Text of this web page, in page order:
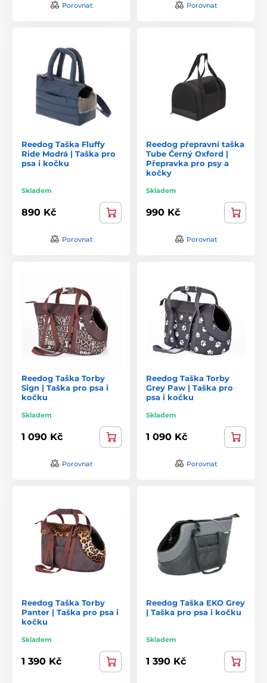
Porovnat Porovnat
Reedog Taška Fluffy
Ride Modrá | Taška pro
psa i kočku
Skladem
890 Kč
Porovnat
Reedog přepravní taška
Tube Černý Oxford |
Přepravka pro psy a
kočky
Skladem
990 Kč
Porovnat
Reedog Taška Torby
Sign | Taška pro psa i
kočku
Skladem
1 090 Kč
Porovnat
Reedog Taška Torby
Grey Paw | Taška pro
psa i kočku
Skladem
1 090 Kč
Porovnat
Reedog Taška Torby
Panter | Taška pro psa i
kočku
Skladem
1 390 Kč
Reedog Taška EKO Grey
| Taška pro psa i kočku
Skladem
1 390 Kč